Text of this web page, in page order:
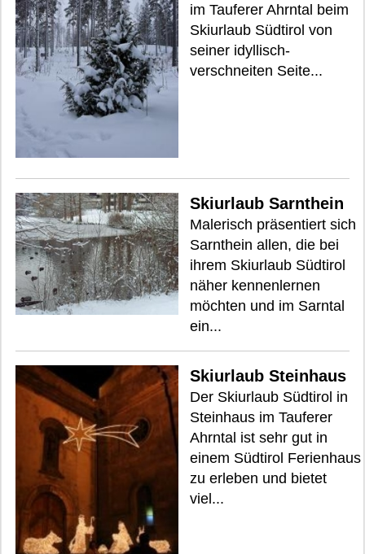
im Tauferer Ahrntal beim
Skiurlaub Südtirol von
seiner idyllisch-
verschneiten Seite...
Skiurlaub Sarnthein
Malerisch präsentiert sich
Sarnthein allen, die bei
ihrem Skiurlaub Südtirol
näher kennenlernen
möchten und im Sarntal
ein...
Skiurlaub Steinhaus
Der Skiurlaub Südtirol in
Steinhaus im Tauferer
Ahrntal ist sehr gut in
einem Südtirol Ferienhaus
zu erleben und bietet
viel...